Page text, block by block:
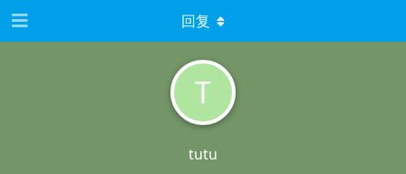
T
tutu
回复